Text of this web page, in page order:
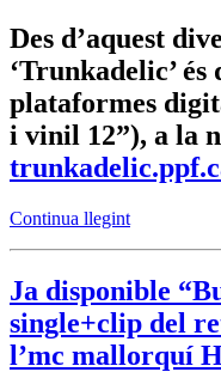
Des d’aquest
‘Trunkadelic’
plataformes
i vinil 12”), a la
Continua llegint
Ja disponible
single+clip del
l’mc mallorquí